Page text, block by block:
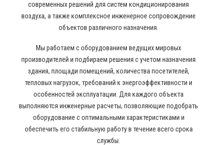
современных решений для систем кондиционирования
воздуха, а также комплексное инженерное сопровождение
объектов различного назначения.
Мы работаем с оборудованием ведущих мировых
производителей и подбираем решения с учетом назначения
здания, площади помещений, количества посетителей,
тепловых нагрузок, требований к энергоэффективности и
особенностей эксплуатации. Для каждого объекта
выполняются инженерные расчеты, позволяющие подобрать
оборудование с оптимальными характеристиками и
обеспечить его стабильную работу в течение всего срока
службы.